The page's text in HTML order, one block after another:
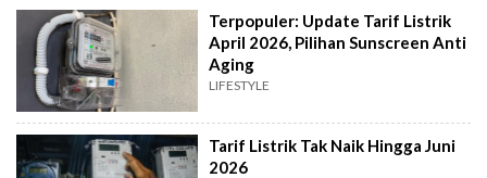
Terpopuler: Update Tarif Listrik
April 2026, Pilihan Sunscreen Anti
Aging
LIFESTYLE
Tarif Listrik Tak Naik Hingga Juni
2026